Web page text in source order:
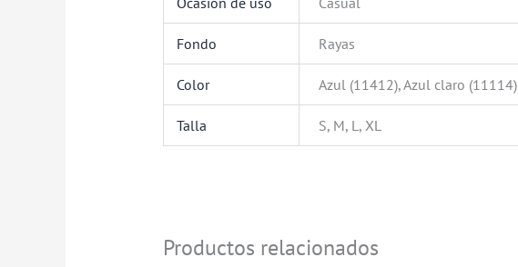
Fondo Rayas
Color Azul (11412), Azul claro (11114)
Talla S, M, L, XL
Productos relacionados